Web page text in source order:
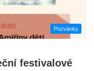
Pozvánky
festivalové